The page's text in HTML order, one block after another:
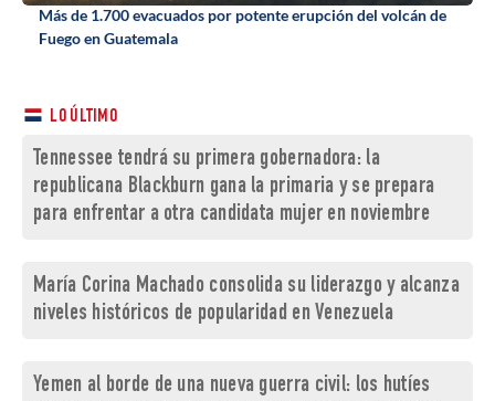
Más de 1.700 evacuados por potente erupción del volcán de
Fuego en Guatemala
LO ÚLTIMO
Tennessee tendrá su primera gobernadora: la
republicana Blackburn gana la primaria y se prepara
para enfrentar a otra candidata mujer en noviembre
María Corina Machado consolida su liderazgo y alcanza
niveles históricos de popularidad en Venezuela
Yemen al borde de una nueva guerra civil: los hutíes